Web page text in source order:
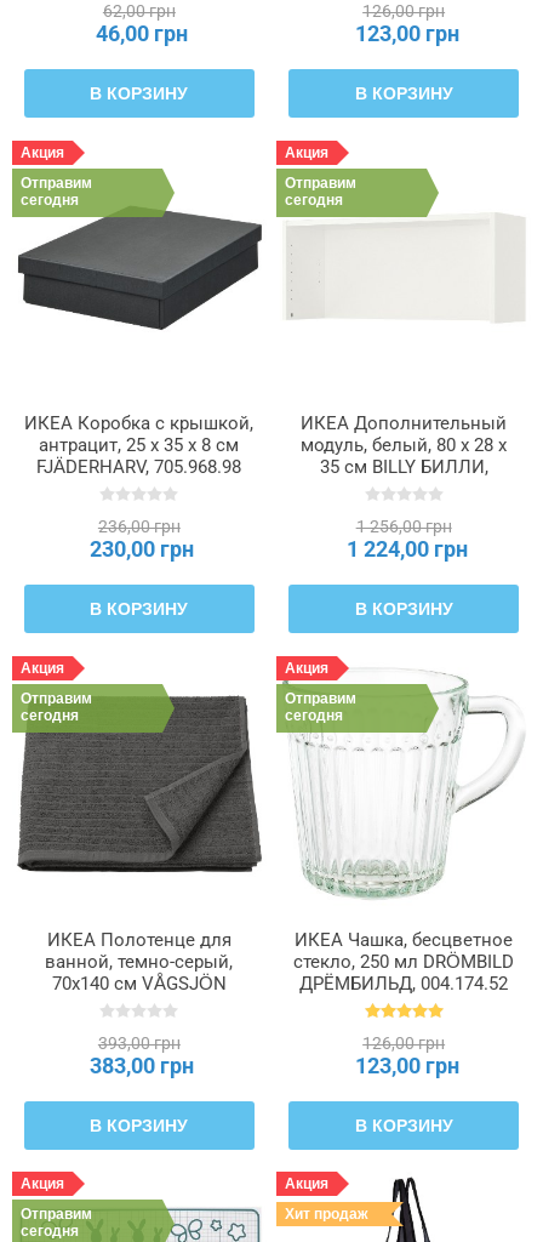
62,00 грн
46,00 грн
В КОРЗИНУ
126,00 грн
123,00 грн
В КОРЗИНУ
Акция
Отправим
сегодня
ИКЕА Коробка с крышкой,
антрацит, 25 x 35 x 8 см
FJÄDERHARV, 705.968.98
236,00 грн
230,00 грн
В КОРЗИНУ
Акция
Отправим
сегодня
ИКЕА Дополнительный
модуль, белый, 80 x 28 x
35 см BILLY БИЛЛИ,
402.638.53
1 256,00 грн
1 224,00 грн
В КОРЗИНУ
Акция
Отправим
сегодня
ИКЕА Полотенце для
ванной, темно-серый,
70x140 см VÅGSJÖN
ВОГШЁН, 206.091.34
393,00 грн
383,00 грн
В КОРЗИНУ
Акция
Отправим
сегодня
ИКЕА Чашка, бесцветное
стекло, 250 мл DRÖMBILD
ДРЁМБИЛЬД, 004.174.52
126,00 грн
123,00 грн
В КОРЗИНУ
Акция
Отправим
сегодня
Акция
Хит продаж